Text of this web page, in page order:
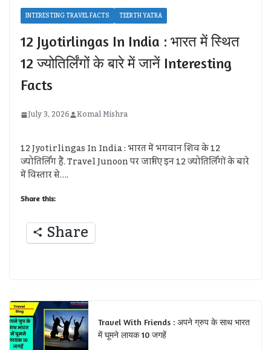
INTERESTING TRAVEL FACTS TEERTH YATRA
12 Jyotirlingas In India : भारत में स्थित
12 ज्योतिर्लिंगों के बारे में जानें Interesting
Facts
July 3, 2026 Komal Mishra
12 Jyotirlingas In India : भारत में भगवान शिव के 12
ज्योतिर्लिंग हैं. Travel Junoon पर जानिए इन 12 ज्योतिर्लिंगों के बारे
में विस्तार से….
Share this:
Share
Travel With Friends : अपने ग्रुप के साथ भारत
में घूमने लायक 10 जगहें